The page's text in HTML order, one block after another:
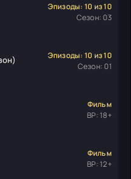
Эпизоды: 10 из 10
Сезон: 03
Эпизоды: 10 из 10
Сезон: 01
Фильм
ВР: 18+
Фильм
ВР: 12+